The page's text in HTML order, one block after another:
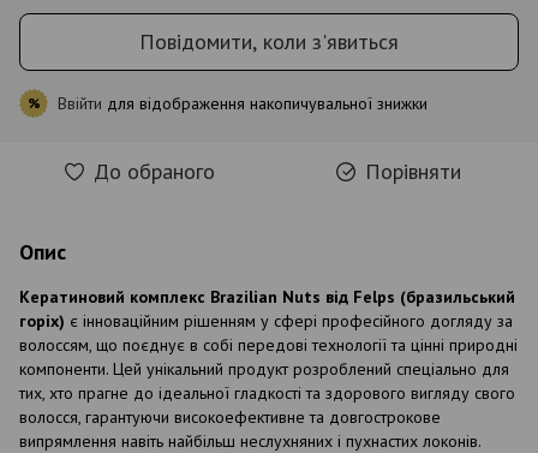
Повідомити, коли з'явиться
% Ввійти для відображення накопичувальної знижки
До обраного Порівняти
Опис
Кератиновий комплекс Brazilian Nuts від Felps (бразильський
горіх) є інноваційним рішенням у сфері професійного догляду за
волоссям, що поєднує в собі передові технології та цінні природні
компоненти. Цей унікальний продукт розроблений спеціально для
тих, хто прагне до ідеальної гладкості та здорового вигляду свого
волосся, гарантуючи високоефективне та довгострокове
випрямлення навіть найбільш неслухняних і пухнастих локонів.